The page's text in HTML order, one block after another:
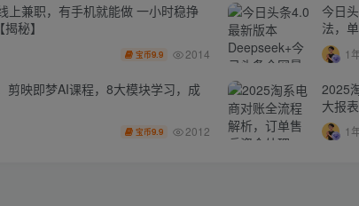
上兼职，有手机就能做 一小时稳挣
秘】
宝币9.9 2014
今日
法，
1
剪映即梦AI课程，8大模块学习，成
宝币9.9 2012
2025
大报
1